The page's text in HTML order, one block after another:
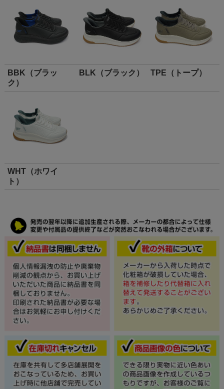
BBK（ブラッ
ク）
BLK（ブラック） TPE（トープ）
WHT（ホワイ
ト）